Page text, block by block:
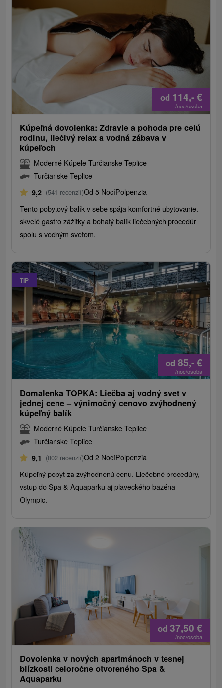
od 114,-€
/noc/osoba
Kúpeľná dovolenka: Zdravie a pohoda pre celú
rodinu, liečivý relax a vodná zábava v
kúpeľoch
Moderné Kúpele Turčianske Teplice
Turčianske Teplice
9,2 (541 recenzií)Od 5 NocíPolpenzia
Tento pobytový balík v sebe spája komfortné ubytovanie,
skvelé gastro zážitky a bohatý balík liečebných procedúr
spolu s vodným svetom.
TIP
od 85,-€
/noc/osoba
Domalenka TOPKA: Liečba aj vodný svet v
jednej cene – výnimočný cenovo zvýhodnený
kúpeľný balík
Moderné Kúpele Turčianske Teplice
Turčianske Teplice
9,1 (802 recenzií)Od 2 NocíPolpenzia
Kúpeľný pobyt za zvýhodnenú cenu. Liečebné procedúry,
vstup do Spa & Aquaparku aj plaveckého bazéna
Olympic.
od 37,50 €
/noc/osoba
Dovolenka v nových apartmánoch v tesnej
blízkosti celoročne otvoreného Spa &
Aquaparku